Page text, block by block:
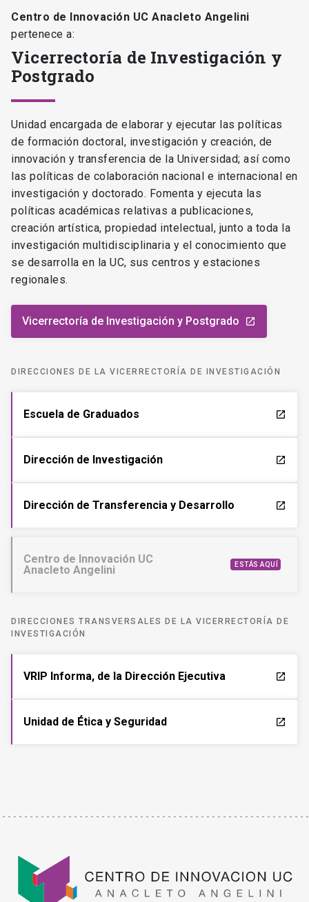
Centro de Innovación UC Anacleto Angelini
pertenece a:
Vicerrectoría de Investigación y
Postgrado
Unidad encargada de elaborar y ejecutar las políticas
de formación doctoral, investigación y creación, de
innovación y transferencia de la Universidad; así como
las políticas de colaboración nacional e internacional en
investigación y doctorado. Fomenta y ejecuta las
políticas académicas relativas a publicaciones,
creación artística, propiedad intelectual, junto a toda la
investigación multidisciplinaria y el conocimiento que
se desarrolla en la UC, sus centros y estaciones
regionales.
Vicerrectoría de Investigación y Postgrado launch
DIRECCIONES DE LA VICERRECTORÍA DE INVESTIGACIÓN
Escuela de Graduados launch
Dirección de Investigación launch
Dirección de Transferencia y Desarrollo launch
Centro de Innovación UC
Anacleto Angelini
ESTÁS AQUÍ
DIRECCIONES TRANSVERSALES DE LA VICERRECTORÍA DE
INVESTIGACIÓN
VRIP Informa, de la Dirección Ejecutiva launch
Unidad de Ética y Seguridad launch